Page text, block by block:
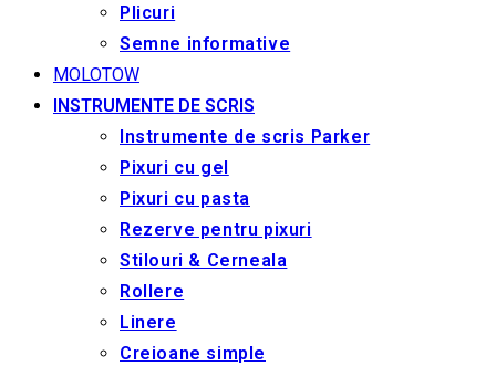
Plicuri
Semne informative
MOLOTOW
INSTRUMENTE DE SCRIS
Instrumente de scris Parker
Pixuri cu gel
Pixuri cu pasta
Rezerve pentru pixuri
Stilouri & Сerneala
Rollere
Linere
Creioane simple